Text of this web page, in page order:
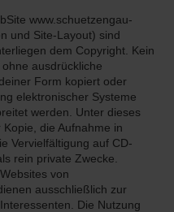
www.schuetzengau-
und Site-Layout) sind
dem Copyright. Kein
ausdrückliche
Form kopiert oder
elektronischer Systeme
werden. Unter dieses
die Aufnahme in
Vervielfältigung auf CD-
rein private Zwecke.
von
ausschließlich zur
Die Nutzung